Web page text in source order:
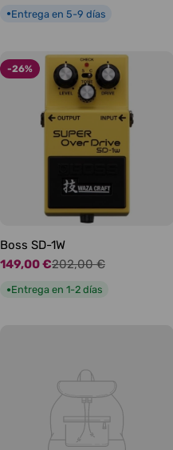
●Entrega en 5-9 días
-26%
Boss SD-1W
Precio
de
149,00 €
Precio
habitual
202,00 €
●Entrega en 1-2 días